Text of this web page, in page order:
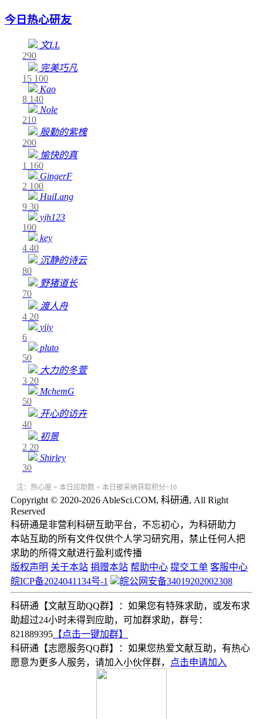
今日热心研友
文LL
290
完美巧凡
15 100
Kao
8 140
Nole
210
殷勤的紫槐
200
愉快的真
1 160
GingerF
2 100
HuiLang
9 30
yjh123
100
key
4 40
沉静的诗云
80
野猪道长
70
渡人舟
4 20
yiiy
6
pluto
50
大力的冬萱
3 20
MchemG
50
开心的访卉
40
初景
2 20
Shirley
30
注：热心度 = 本日应助数 + 本日被采纳获取积分÷10
Copyright © 2020-2026 AbleSci.COM, 科研通, All Right
Reserved
科研通是非营利科研互助平台，不忘初心，为科研助力
本站互助的所有文件仅供个人学习研究用，禁止任何人把
求助的所得文献进行盈利或传播
版权声明 关于本站 捐赠本站 帮助中心 提交工单 客服中心
皖ICP备2024041134号-1
皖公网安备34019202002308
科研通【文献互助QQ群】：如果您有特殊求助，或发布求
助超过24小时未得到应助，可加群求助，群号：
821889395 【点击一键加群】
科研通【志愿服务QQ群】：如果您热爱文献互助，有热心
愿意为更多人服务，请加入小伙伴群，
点击申请加入